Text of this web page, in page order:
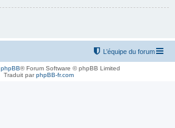
L’équipe du forum
phpBB® Forum Software © phpBB Limited
Traduit parphpBB-fr.com